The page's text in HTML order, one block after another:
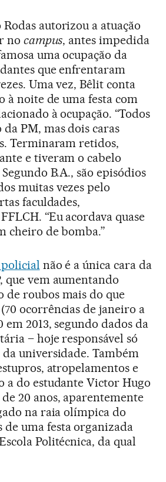
Rodas autorizou a atuação
no campus, antes impedida
uma ocupação da
que enfrentaram
Uma vez, Bêlit conta
à noite de uma festa com
à ocupação. “Todos
PM, mas dois caras
Terminaram retidos,
e tiveram o cabelo
B.A., são episódios
muitas vezes pelo
faculdades,
“Eu acordava quase
cheiro de bomba.”
não é a única cara da
que vem aumentando
de roubos mais do que
ocorrências de janeiro a
em 2013, segundo dados da
– hoje responsável só
universidade. Também
atropelamentos e
a do estudante Victor Hugo
20 anos, aparentemente
na raia olímpica do
de uma festa organizada
Politécnica, da qual